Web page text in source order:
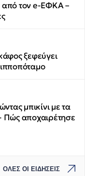
από τον e-ΕΦΚΑ –
ξεφεύγει
μπικίνι με τα
Πώς αποχαιρέτησε
ΟΛΕΣ ΟΙ ΕΙΔΗΣΕΙΣ